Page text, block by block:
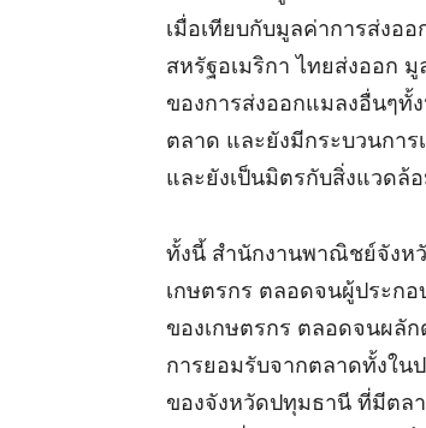
เมื่อเทียบกับมูลค่าการส่งอ
สหรัฐอเมริกา ไทยส่งออก
ของการส่งออกแมลงอื่นๆทั้
ตลาด และยังมีกระบวนกา
และยังเป็นมิตรกับสิ่งแวดล้
ทั้งนี้ สำนักงานพาณิชย์จังห
เกษตรกร ตลอดจนผู้ประก
ของเกษตรกร ตลอดจนผลัก
การยอมรับจากตลาดทั้งใน
ของจังหวัดปทุมธานี ที่มีตล